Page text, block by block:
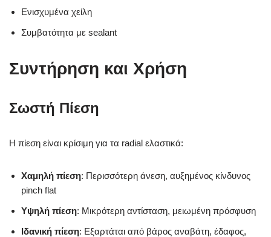
Ενισχυμένα χείλη
Συμβατότητα με sealant
Συντήρηση και Χρήση
Σωστή Πίεση
Η πίεση είναι κρίσιμη για τα radial ελαστικά:
Χαμηλή πίεση: Περισσότερη άνεση, αυξημένος κίνδυνος
pinch flat
Υψηλή πίεση: Μικρότερη αντίσταση, μειωμένη πρόσφυση
Ιδανική πίεση: Εξαρτάται από βάρος αναβάτη, έδαφος,